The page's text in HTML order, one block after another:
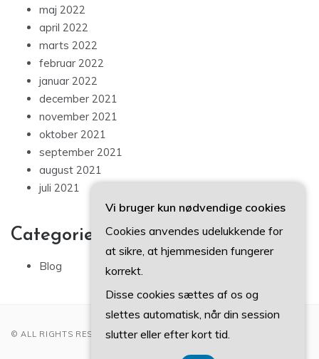
maj 2022
april 2022
marts 2022
februar 2022
januar 2022
december 2021
november 2021
oktober 2021
september 2021
august 2021
juli 2021
Categories
Blog
© ALL RIGHTS RESERVED 2022
Vi bruger kun nødvendige cookies
Cookies anvendes udelukkende for
at sikre, at hjemmesiden fungerer
korrekt.
Disse cookies sættes af os og
slettes automatisk, når din session
slutter eller efter kort tid.